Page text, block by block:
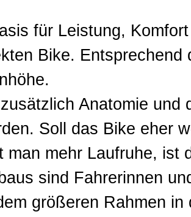
für Leistung,
Bike. Entsprechend
Anatomie und
Soll das Bike eher
mehr Laufruhe, ist
sind Fahrerinnen
größeren Rahmen in